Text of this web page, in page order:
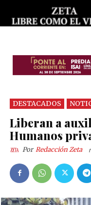
DESTACADOS
Liberan a
Humanos
Por Redacción Zeta